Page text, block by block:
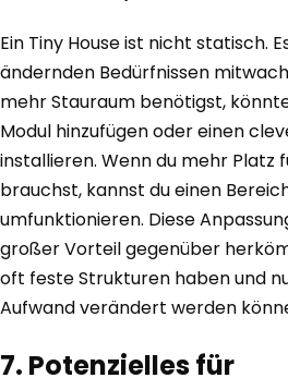
Ein Tiny House ist nicht statisch.
ändernden Bedürfnissen
mehr Stauraum benötigst,
Modul hinzufügen oder einen
installieren. Wenn du mehr Platz
brauchst, kannst du einen
umfunktionieren. Diese
großer Vorteil gegenüber
oft feste Strukturen haben und
Aufwand verändert werden
7. Potenzielles für